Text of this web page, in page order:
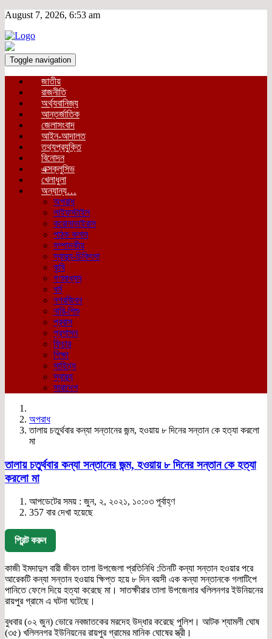
August 7, 2026, 6:53 am
Toggle navigation
জাতীয়
রাজনীতি
অর্থ্যবানিজ্য
আন্তর্জাতিক
জেলাসংবাদ
আইন-আদালত
তথ্যপ্রযুক্তি
বিনোদন
এক্সক্লুসিভ
খেলাধুলা
অন্যান্য…
অপরাধ
লাইফস্টাইল
করোনাভাইরাস
পাঠক কলাম
সম্পাদকীয়
স্বাস্থ্য-চিকিৎসা
কৃষি
গণমাধ্যম
ধর্ম
নগরজিবন
নারি-শিশু
প্রবাস
প্রশাসন
ফিচার
শিক্ষা
সাহিত্য
স্বাস্থ্য
সারাদেশ
অপরাধ
তালায় চতুর্থবার কন্যা সন্তানের জন্ম, হওয়ায় ৮ দিনের সন্তান কে হত্যা করলো
মা
তালায় চতুর্থবার কন্যা সন্তানের জন্ম, হওয়ায় ৮ দিনের সন্তান কে হত্যা
করলো মা
আপডেটের সময় : জুন, ২, ২০২১, ১০:০৩ পূর্বাহ্ণ
357 বার দেখা হয়েছে
প্রিন্ট করুন
কাজী ইমদাদুল বারী জীবন তালা উপজেলা প্রতিনিধি :তিনটি কন্যা সন্তান হওয়ার পরে
আরেকটি কন্যা সন্তান হওয়ায় ক্ষিপ্ত হয়ে ৮ দিন বয়সী এক কন্যা সন্তানকে গলাটিপে
পানিতে ফেলে দিয়ে হত্যা করেছে মা। সাতক্ষীরার তালা উপজেলার খলিলনগর ইউনিয়নের
রায়পুর গ্রামে এ ঘটনা ঘটেছে।
বুধবার (০২ জুন) ভোরে নবজাতকের মরদেহ উদ্ধার করেছে পুলিশ। আটক শ্যামলী ঘোষ
(৩৫) খলিলনগর ইউনিয়নের রায়পুর গ্রামের মানিক ঘোষের স্ত্রী।